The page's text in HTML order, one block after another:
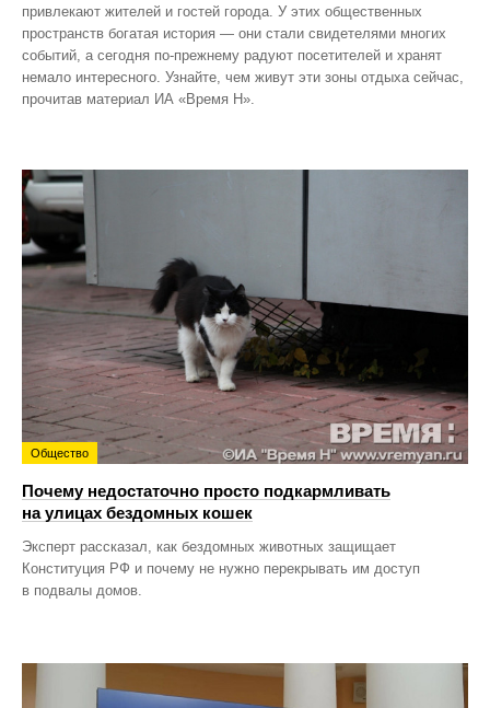
привлекают жителей и гостей города. У этих общественных
пространств богатая история — они стали свидетелями многих
событий, а сегодня по‑прежнему радуют посетителей и хранят
немало интересного. Узнайте, чем живут эти зоны отдыха сейчас,
прочитав материал ИА «Время Н».
Общество
Почему недостаточно просто подкармливать
на улицах бездомных кошек
Эксперт рассказал, как бездомных животных защищает
Конституция РФ и почему не нужно перекрывать им доступ
в подвалы домов.